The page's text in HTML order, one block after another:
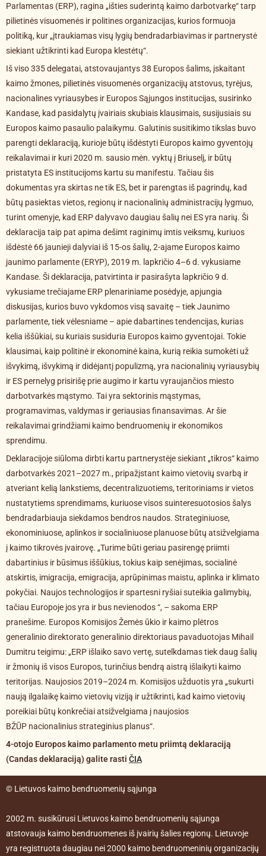
Parlamentas (ERP), ragina „išties suderintą kaimo darbotvarkę“ tarp
pilietinės visuomenės ir politines organizacijas, kurios formuoja
politiką, kur „įtraukiamas visų lygių bendradarbiavimas ir partnerystė
siekiant užtikrinti kad Europa klestėtų“.
Iš viso 335 delegatai, atstovaujantys 38 Europos šalims, įskaitant
kaimo žmones, pilietinės visuomenės organizacijų atstovus, tyrėjus,
nacionalines vyriausybes ir Europos Sąjungos institucijas, susirinko
Kandase, kad pasidalytų įvairiais skubiais klausimais, susijusiais su
Europos kaimo pasaulio palaikymu. Galutinis susitikimo tikslas buvo
parengti deklaraciją, kurioje būtų išdėstyti Europos kaimo gyventojų
reikalavimai ir kuri 2020 m. sausio mėn. vyktų į Briuselį, ir būtų
pristatyta ES institucijoms kartu su manifestu. Tačiau šis
dokumentas yra skirtas ne tik ES, bet ir parengtas iš pagrindų, kad
būtų pasiektas vietos, regionų ir nacionalinių administracijų lygmuo,
turint omenyje, kad ERP dalyvavo daugiau šalių nei ES yra narių. Ši
deklaracija taip pat apima dešimt raginimų imtis veiksmų, kuriuos
išdėstė 66 jaunieji dalyviai iš 15-os šalių, 2-ajame Europos kaimo
jaunimo parlamente (ERYP), 2019 m. lapkričio 4–6 d. vykusiame
Kandase. Ši deklaracija, patvirtinta ir pasirašyta lapkričio 9 d.
vykusiame trečiajame ERP plenariniame posėdyje, apjungia
diskusijas, kurios buvo vykdomos visą savaitę – tiek Jaunimo
parlamente, tiek vėlesniame – apie dabartines tendencijas, kurias
kelia iššūkiai, su kuriais susiduria Europos kaimo gyventojai. Tokie
klausimai, kaip politinė ir ekonominė kaina, kurią reikia sumokėti už
išvykimą, išvykimą ir didėjantį populizmą, yra nacionalinių vyriausybių
ir ES pernelyg prisirišę prie augimo ir kartu vyraujančios miesto
darbotvarkės mąstymo. Tai yra sektorinis mąstymas,
programavimas, valdymas ir geriausias finansavimas. Ar šie
reikalavimai grindžiami kaimo bendruomenių ir ekonomikos
sprendimu.
Deklaracijoje siūloma dirbti kartu partnerystėje siekiant „tikros“ kaimo
darbotvarkės 2021–2027 m., pripažįstant kaimo vietovių svarbą ir
atveriant kelią lankstiems, decentralizuotiems, teritoriniams ir vietos
nustatytiems sprendimams, kuriuose visos suinteresuotosios šalys
bendradarbiauja siekdamos bendros naudos. Strateginiuose,
ekonominiuose, aplinkos ir socialiniuose planuose būtų atsižvelgiama
į kaimo tikrovės įvairovę. „Turime būti geriau pasirengę priimti
dabartinius ir būsimus iššūkius, tokius kaip senėjimas, socialinė
atskirtis, imigracija, emigracija, aprūpinimas maistu, aplinka ir klimato
pokyčiai. Naujos technologijos ir spartesni ryšiai suteikia galimybių,
tačiau Europoje jos yra ir bus nevienodos “, – sakoma ERP
pranešime. Europos Komisijos Žemės ūkio ir kaimo plėtros
generalinio direktorato generalinio direktoriaus pavaduotojas Mihail
Dumitru teigimu: „ERP išlaiko savo vertę, sutelkdamas tiek daug šalių
ir žmonių iš visos Europos, turinčius bendrą aistrą išlaikyti kaimo
teritorijas. Naujosios 2019–2024 m. Komisijos užduotis yra „sukurti
naują ilgalaikę kaimo vietovių viziją ir užtikrinti, kad kaimo vietovių
poreikiai būtų konkrečiai atsižvelgiama į naujosios
BŽŪP nacionalinius strateginius planus“.
4-otojo Europos kaimo parlamento metu priimtą deklaraciją
(Candas deklaraciją) galite rasti ČIA
© Lietuvos kaimo bendruomenių sąjunga
2002 m. susikūrusi Lietuvos kaimo bendruomenių sąjunga
atstovauja kaimo bendruomenes iš įvairių šalies regionų. Lietuvoje
yra registruota daugiau nei 2000 kaimo bendruomeninių organizacijų